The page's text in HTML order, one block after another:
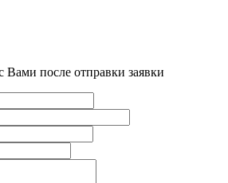
после отправки заявки